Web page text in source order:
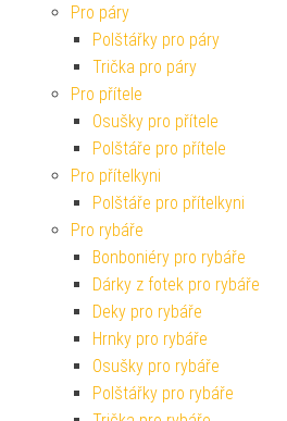
Pro páry
Polštářky pro páry
Trička pro páry
Pro přítele
Osušky pro přítele
Polštáře pro přítele
Pro přítelkyni
Polštáře pro přítelkyni
Pro rybáře
Bonboniéry pro rybáře
Dárky z fotek pro rybáře
Deky pro rybáře
Hrnky pro rybáře
Osušky pro rybáře
Polštářky pro rybáře